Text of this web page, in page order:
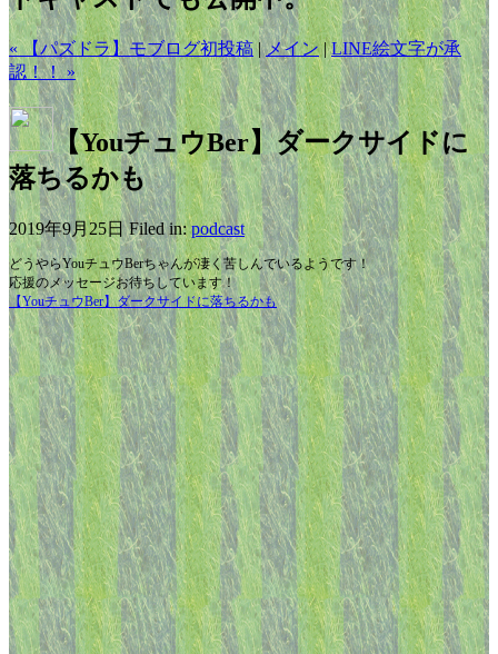
« 【パズドラ】モブログ初投稿|メイン|LINE絵文字が承
認！！ »
【YouチュウBer】ダークサイドに
落ちるかも
2019年9月25日 Filed in:podcast
どうやらYouチュウBerちゃんが凄く苦しんでいるようです！
応援のメッセージお待ちしています！
【YouチュウBer】ダークサイドに落ちるかも